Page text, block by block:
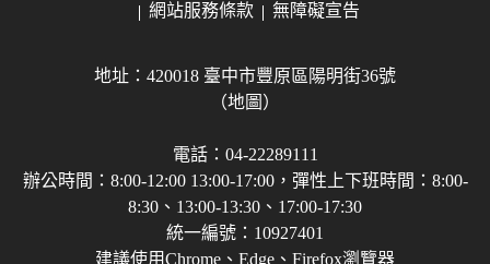
網站服務條款
無障礙宣告
地址：420018 臺中市豐原區陽明街36號
（地圖）
電話：04-22289111
辦公時間：8:00-12:00 13:00-17:00，彈性上下班時間：8:00-
8:30、13:00-13:30、17:00-17:30
統一編號：10927401
建議使用Chrome、Edge、Firefox瀏覽器